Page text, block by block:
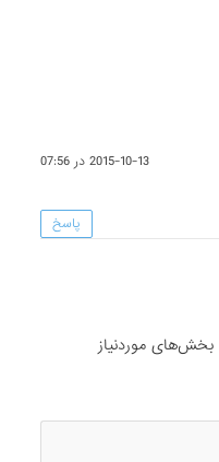
2015-10-13 در 07:56
پاسخ
بخش‌های موردنیاز